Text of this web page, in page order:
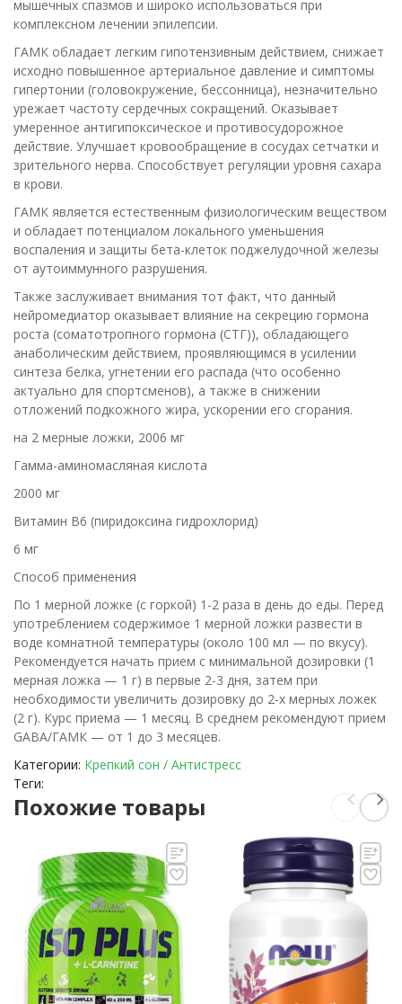
мышечных спазмов и широко использоваться при
комплексном лечении эпилепсии.
ГАМК обладает легким гипотензивным действием, снижает
исходно повышенное артериальное давление и симптомы
гипертонии (головокружение, бессонница), незначительно
урежает частоту сердечных сокращений. Оказывает
умеренное антигипоксическое и противосудорожное
действие. Улучшает кровообращение в сосудах сетчатки и
зрительного нерва. Способствует регуляции уровня сахара
в крови.
ГАМК является естественным физиологическим веществом
и обладает потенциалом локального уменьшения
воспаления и защиты бета-клеток поджелудочной железы
от аутоиммунного разрушения.
Также заслуживает внимания тот факт, что данный
нейромедиатор оказывает влияние на секрецию гормона
роста (соматотропного гормона (СТГ)), обладающего
анаболическим действием, проявляющимся в усилении
синтеза белка, угнетении его распада (что особенно
актуально для спортсменов), а также в снижении
отложений подкожного жира, ускорении его сгорания.
на 2 мерные ложки, 2006 мг
Гамма-аминомасляная кислота
2000 мг
Витамин В6 (пиридоксина гидрохлорид)
6 мг
Способ применения
По 1 мерной ложке (с горкой) 1-2 раза в день до еды. Перед
употреблением содержимое 1 мерной ложки развести в
воде комнатной температуры (около 100 мл — по вкусу).
Рекомендуется начать прием с минимальной дозировки (1
мерная ложка — 1 г) в первые 2-3 дня, затем при
необходимости увеличить дозировку до 2-х мерных ложек
(2 г). Курс приема — 1 месяц. В среднем рекомендуют прием
GABA/ГАМК — от 1 до 3 месяцев.
Категории: Крепкий сон / Антистресс
Теги:
Похожие товары